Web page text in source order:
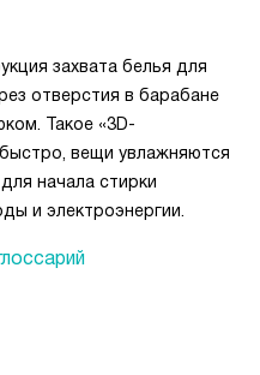
захвата белья для
отверстия в барабане
Такое «3D-
вещи увлажняются
начала стирки
и электроэнергии.